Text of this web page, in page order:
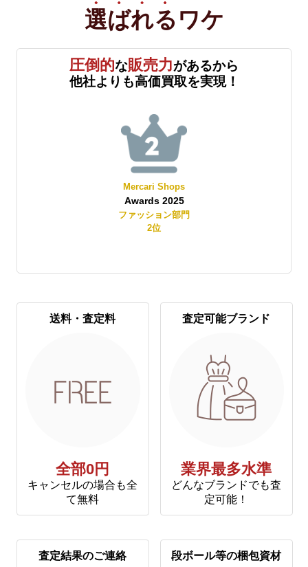
選ばれる ワケ
圧倒的な販売力があるから
他社よりも高価買取を実現！
Mercari Shops
Awards 2025
ファッション部門
2位
送料・査定料
全部0円
キャンセルの場合も全
て無料
査定可能ブランド
業界最多水準
どんなブランドでも査
定可能！
査定結果のご連絡 段ボール等の梱包資材